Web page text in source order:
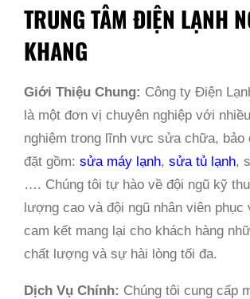
TRUNG TÂM ĐIỆN LẠNH
KHANG
Giới Thiệu Chung: Công ty Điện
là một đơn vị chuyên nghiệp với
nghiệm trong lĩnh vực sửa chữa, bảo
đặt gồm: sửa máy lạnh, sửa tủ lạnh,
…. Chúng tôi tự hào về đội ngũ kỹ
lượng cao và đội ngũ nhân viên phục
cam kết mang lại cho khách hàng
chất lượng và sự hài lòng tối đa.
Dịch Vụ Chính: Chúng tôi cung cấp